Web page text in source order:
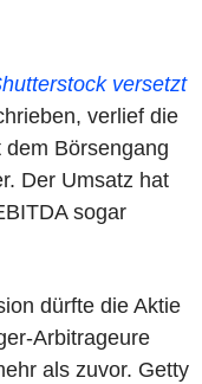
versetzt
verlief die
dem Börsengang
Der Umsatz hat
sogar
dürfte die Aktie
Arbitrageure
als zuvor. Getty